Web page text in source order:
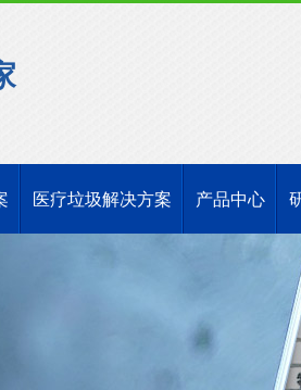
医疗垃圾解决方案 产品中心